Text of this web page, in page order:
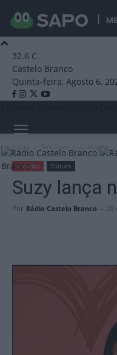
32.6 C
Castelo Branco
Quinta-feira, Agosto 6,
Branco
Cultura
Notícias Cultura
Suzy lança
Por Rádio Castelo Branco - 28